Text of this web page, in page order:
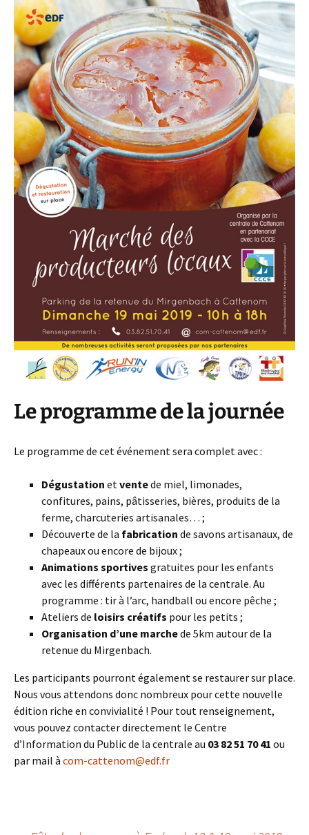
Le programme de la journée
Le programme de cet événement sera complet avec :
Dégustation etventede miel, limonades,
confitures, pains, pâtisseries, bières, produits de la
ferme, charcuteries artisanales… ;
Découverte de la fabrication de savons artisanaux, de
chapeaux ou encore de bijoux ;
Animations sportives gratuites pour les enfants
avec les différents partenaires de la centrale. Au
programme : tir à l’arc, handball ou encore pêche ;
Ateliers de loisirs créatifs pour les petits ;
Organisation d’une marchede 5km autour de la
retenue du Mirgenbach.
Les participants pourront également se restaurer sur place.
Nous vous attendons donc nombreux pour cette nouvelle
édition riche en convivialité ! Pour tout renseignement,
vous pouvez contacter directement le Centre
d’Information du Public de la centrale au 03 82 51 70 41 ou
par mail à com-cattenom@edf.fr